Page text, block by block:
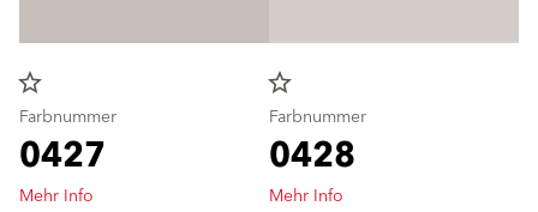
star_border
Farbnummer
0427
Mehr Info
star_border
Farbnummer
0428
Mehr Info